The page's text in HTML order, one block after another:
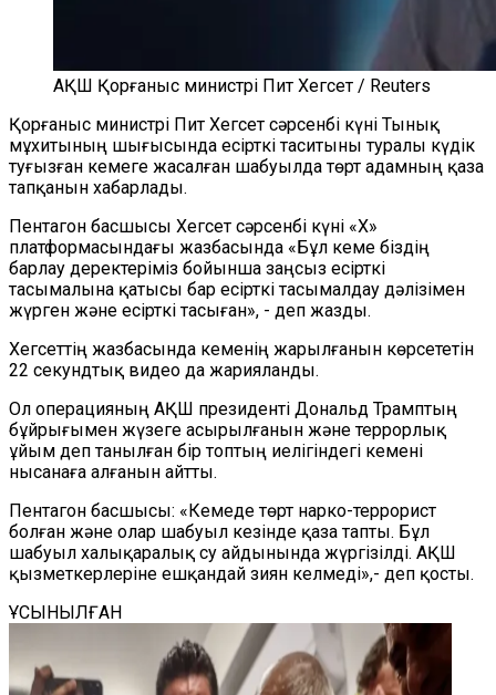
АҚШ Қорғаныс министрі Пит Хегсет / Reuters
Қорғаныс министрі Пит Хегсет сәрсенбі күні Тынық
мұхитының шығысында есірткі таситыны туралы күдік
туғызған кемеге жасалған шабуылда төрт адамның қаза
тапқанын хабарлады.
Пентагон басшысы Хегсет сәрсенбі күні «X»
платформасындағы жазбасында «Бұл кеме біздің
барлау деректеріміз бойынша заңсыз есірткі
тасымалына қатысы бар есірткі тасымалдау дәлізімен
жүрген және есірткі тасыған», - деп жазды.
Хегсеттің жазбасында кеменің жарылғанын көрсететін
22 секундтық видео да жарияланды.
Ол операцияның АҚШ президенті Дональд Трамптың
бұйрығымен жүзеге асырылғанын және террорлық
ұйым деп танылған бір топтың иелігіндегі кемені
нысанаға алғанын айтты.
Пентагон басшысы: «Кемеде төрт нарко-террорист
болған және олар шабуыл кезінде қаза тапты. Бұл
шабуыл халықаралық су айдынында жүргізілді. АҚШ
қызметкерлеріне ешқандай зиян келмеді»,- деп қосты.
ҰСЫНЫЛҒАН